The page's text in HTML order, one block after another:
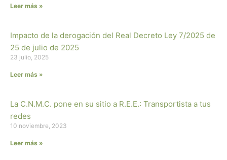
Leer más »
Impacto de la derogación del Real Decreto Ley 7/2025 de
25 de julio de 2025
23 julio, 2025
Leer más »
La C.N.M.C. pone en su sitio a R.E.E.: Transportista a tus
redes
10 noviembre, 2023
Leer más »